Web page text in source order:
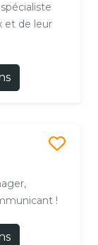
et de leur
!